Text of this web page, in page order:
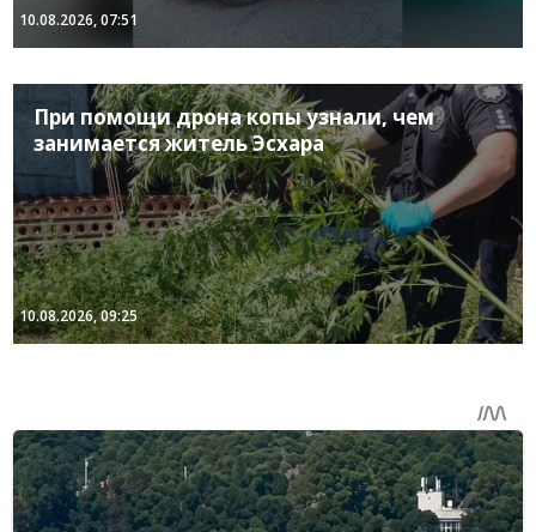
10.08.2026, 07:51
При помощи дрона копы узнали, чем
занимается житель Эсхара
10.08.2026, 09:25